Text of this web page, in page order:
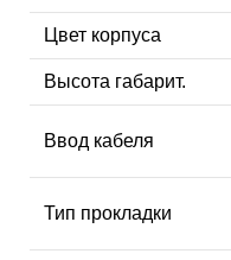
Цвет корпуса
Высота габарит.
Ввод кабеля
Тип прокладки